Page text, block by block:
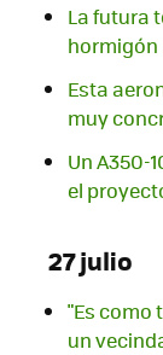
La futura
hormigón
Esta
muy
Un A350-
el
27 julio
"Es como
un